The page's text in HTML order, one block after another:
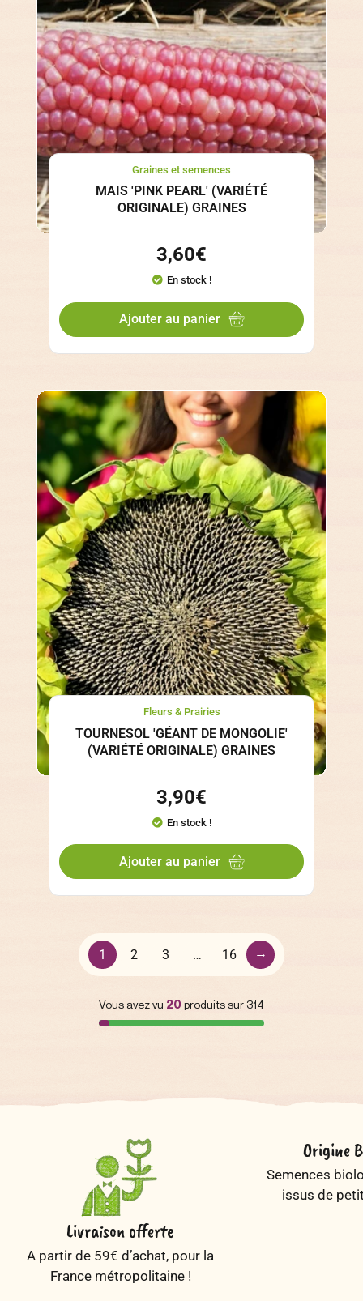
Graines et semences
MAIS 'PINK PEARL' (VARIÉTÉ
ORIGINALE) GRAINES
3,60€
En stock !
Ajouter au panier
Fleurs & Prairies
TOURNESOL 'GÉANT DE MONGOLIE'
(VARIÉTÉ ORIGINALE) GRAINES
3,90€
En stock !
Ajouter au panier
1 2 3 … 16 →
Vous avez vu 20produits sur 314
Livraison offerte
A partir de 59€ d’achat, pour la
France métropolitaine !
Origine
Semences
issus de